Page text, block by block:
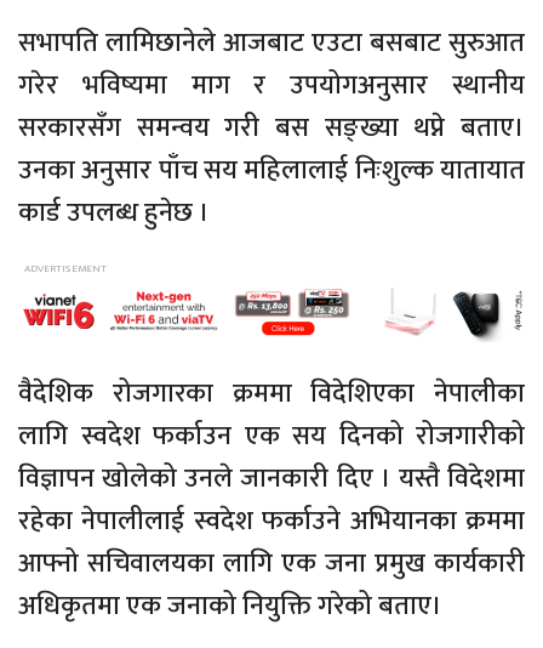
सभापति लामिछानेले आजबाट एउटा बसबाट सुरुआत
गरेर भविष्यमा माग र उपयोगअनुसार स्थानीय
सरकारसँग समन्वय गरी बस सङ्ख्या थप्ने बताए।
उनका अनुसार पाँच सय महिलालाई निःशुल्क यातायात
कार्ड उपलब्ध हुनेछ ।
वैदेशिक रोजगारका क्रममा विदेशिएका नेपालीका
लागि स्वदेश फर्काउन एक सय दिनको रोजगारीको
विज्ञापन खोलेको उनले जानकारी दिए । यस्तै विदेशमा
रहेका नेपालीलाई स्वदेश फर्काउने अभियानका क्रममा
आफ्नो सचिवालयका लागि एक जना प्रमुख कार्यकारी
अधिकृतमा एक जनाको नियुक्ति गरेको बताए।